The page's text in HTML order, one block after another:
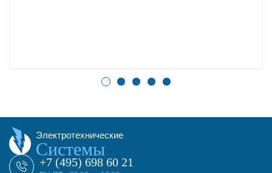
Электротехнические
Системы
+7 (495) 698 60 21